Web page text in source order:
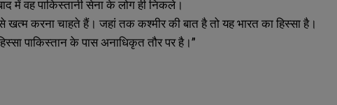
में वह पाकिस्तानी सेना के लोग ही निकले।
करना चाहते हैं। जहां तक कश्मीर की बात है तो यह भारत का हिस्सा है।
पाकिस्तान के पास अनाधिकृत तौर पर है।”